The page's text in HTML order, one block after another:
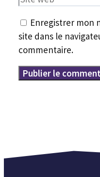
Enregistrer mon
site dans le
commentaire.